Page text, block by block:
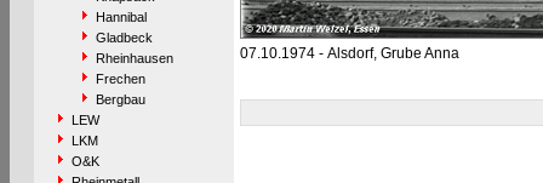
Hannibal
Gladbeck
Rheinhausen
Frechen
Bergbau
LEW
LKM
O&K
07.10.1974 - Alsdorf, Grube Anna